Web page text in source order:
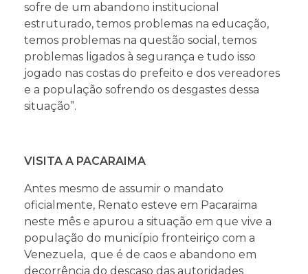
sofre de um abandono institucional
estruturado, temos problemas na educação,
temos problemas na questão social, temos
problemas ligados à segurança e tudo isso
jogado nas costas do prefeito e dos vereadores
e a população sofrendo os desgastes dessa
situação”.
VISITA A PACARAIMA
Antes mesmo de assumir o mandato
oficialmente, Renato esteve em Pacaraima
neste mês e apurou a situação em que vive a
população do município fronteiriço com a
Venezuela, que é de caos e abandono em
decorrência do descaso das autoridades